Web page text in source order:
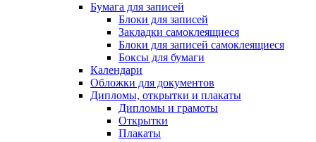
Бумага для записей
Блоки для записей
Закладки самоклеящиеся
Блоки для записей самоклеящиеся
Боксы для бумаги
Календари
Обложки для документов
Дипломы, открытки и плакаты
Дипломы и грамоты
Открытки
Плакаты